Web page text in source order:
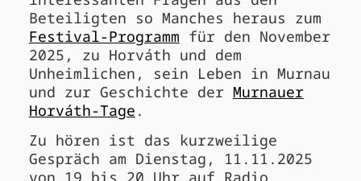
Beteiligten so Manches heraus zum
Festival-Programm für den November
2025, zu Horváth und dem
Unheimlichen, sein Leben in Murnau
und zur Geschichte der Murnauer
Horváth-Tage .
Zu hören ist das kurzweilige
Gespräch am Dienstag, 11.11.2025
von 19 bis 20 Uhr auf Radio